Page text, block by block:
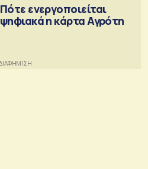
Πότε ενεργοποιείται
ψηφιακά η κάρτα Αγρότη